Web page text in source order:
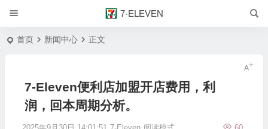
7-ELEVEN
首页 新闻中心 正文
7-Eleven便利店加盟开店费用，利
润，回本周期分析‌。